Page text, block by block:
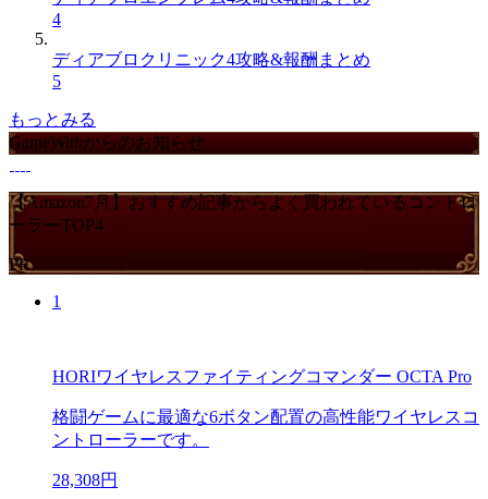
4
ディアブロクリニック4攻略&報酬まとめ
5
もっとみる
GameWithからのお知らせ
【Amazon7月】おすすめ記事からよく買われているコントロ
ーラーTOP4
PR
1
HORIワイヤレスファイティングコマンダー OCTA Pro
格闘ゲームに最適な6ボタン配置の高性能ワイヤレスコ
ントローラーです。
28,308円